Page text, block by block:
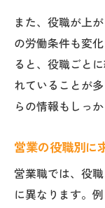
また、役職が上
の労働条件も変
ると、役職ごと
れていることが
らの情報もしっ
営業の役職別に
営業職では、役
に異なります。